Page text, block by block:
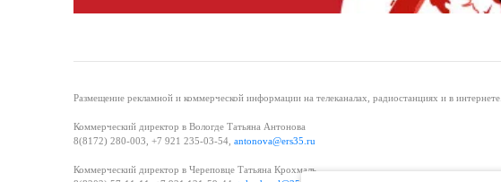
Размещение рекламной и коммерческой информации на телеканалах, радиостанциях и в интернете.
Коммерческий директор в Вологде Татьяна Антонова
8(8172) 280-003, +7 921 235-03-54, antonova@ers35.ru
Коммерческий директор в Череповце Татьяна Крохмаль